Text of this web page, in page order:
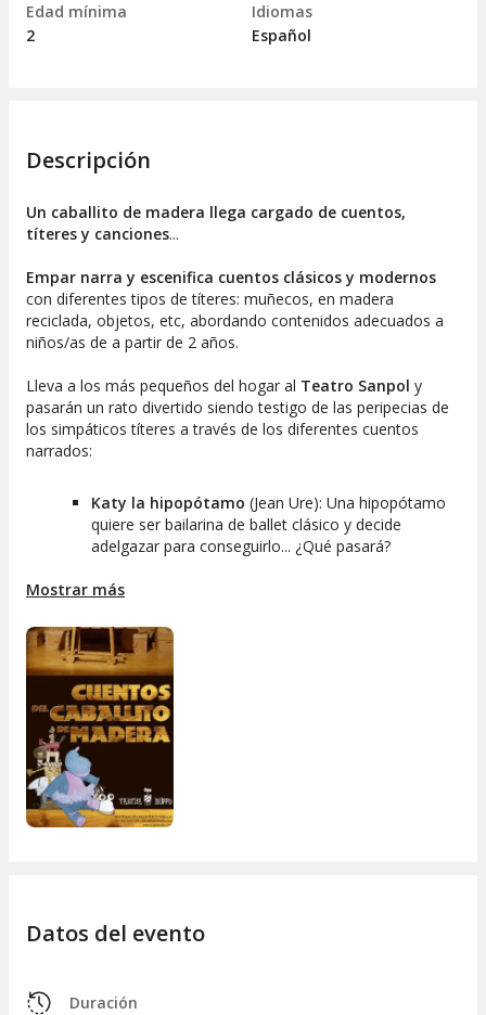
Edad mínima
2
Idiomas
Español
Descripción
Un caballito de madera llega cargado de cuentos,
títeres y canciones...
Empar narra y escenifica cuentos clásicos y modernos
con diferentes tipos de títeres: muñecos, en madera
reciclada, objetos, etc, abordando contenidos adecuados a
niños/as de a partir de 2 años.
Lleva a los más pequeños del hogar al Teatro Sanpol y
pasarán un rato divertido siendo testigo de las peripecias de
los simpáticos títeres a través de los diferentes cuentos
narrados:
Katy la hipopótamo (Jean Ure): Una hipopótamo
quiere ser bailarina de ballet clásico y decide
adelgazar para conseguirlo... ¿Qué pasará?
¿A qué sabe la luna?
de la luna y para ello se unen solidariamente.
Historias de los 101 caballitos
Carme G. Corberan): Se cuentan y se cantan
diferentes e imaginativas historias de caballitos,
inventadas a partir de una tela con múltiples
Garbancito
tradicional representado con zapatos, que introduce
Mostrar más
Datos del evento
Duración